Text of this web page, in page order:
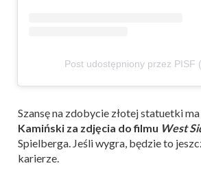
Post udostępniony przez PISF
Szansę na zdobycie złotej statuetki
Kamiński za zdjęcia do filmu West
Spielberga. Jeśli wygra, będzie to
karierze.